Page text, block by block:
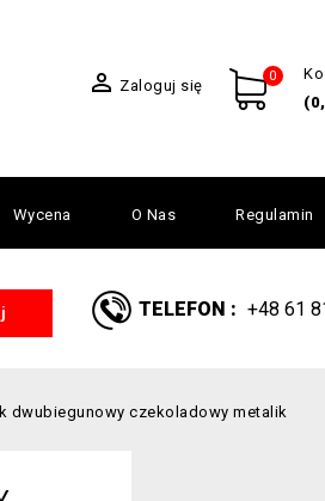
 Zaloguj się
0
Wycena O Nas Regulamin
TELEFON : +48 61
dwubiegunowy czekoladowy metalik